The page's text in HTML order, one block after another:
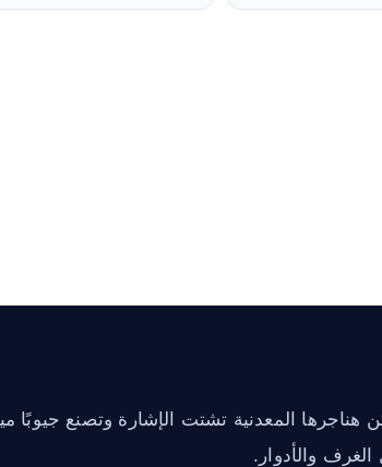
المعدنية تشتت الإشارة وتصنع جيوبًا
والأدوار.